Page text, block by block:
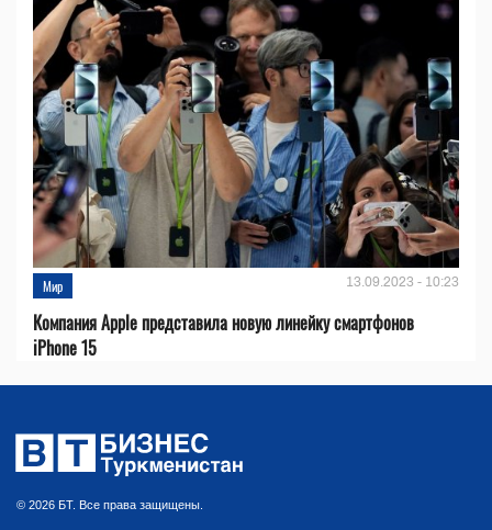
Мир 13.09.2023 - 10:23
Компания Apple представила новую линейку смартфонов
iPhone 15
© 2026 БТ. Все права защищены.